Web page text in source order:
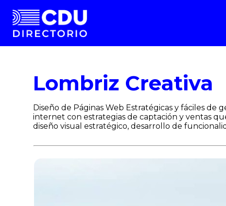
Lombriz Creativa
Diseño de Páginas Web Estratégicas y fáciles de
internet con estrategias de captación y ventas
diseño visual estratégico, desarrollo de